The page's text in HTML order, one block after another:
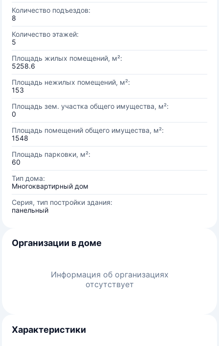
Количество подъездов:
8
Количество этажей:
5
Площадь жилых помещений, м²:
5258.6
Площадь нежилых помещений, м²:
153
Площадь зем. участка общего имущества, м²:
0
Площадь помещений общего имущества, м²:
1548
Площадь парковки, м²:
60
Тип дома:
Многоквартирный дом
Серия, тип постройки здания:
панельный
Организации в доме
Информация об организациях
отсутствует
Характеристики